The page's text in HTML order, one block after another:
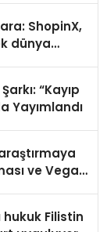
ShopinX,
dünya
“Kayıp
Yayımlandı
ve Vegan
hukuk Filistin